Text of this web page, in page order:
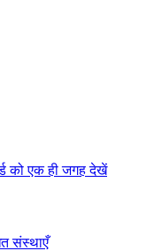
को एक ही जगह देखें
संस्थाएँ